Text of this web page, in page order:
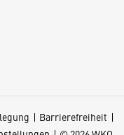
Barrierefreiheit